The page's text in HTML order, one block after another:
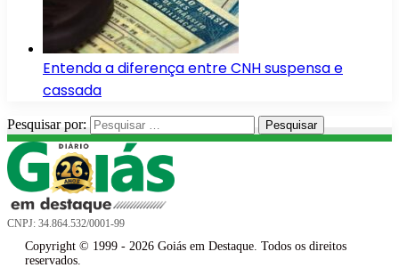
Entenda a diferença entre CNH suspensa e
cassada
Pesquisar por:
CNPJ: 34.864.532/0001-99
Copyright © 1999 - 2026 Goiás em Destaque. Todos os direitos
reservados.